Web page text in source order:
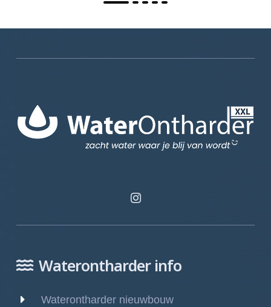
Waterontharder info
Waterontharder nieuwbouw